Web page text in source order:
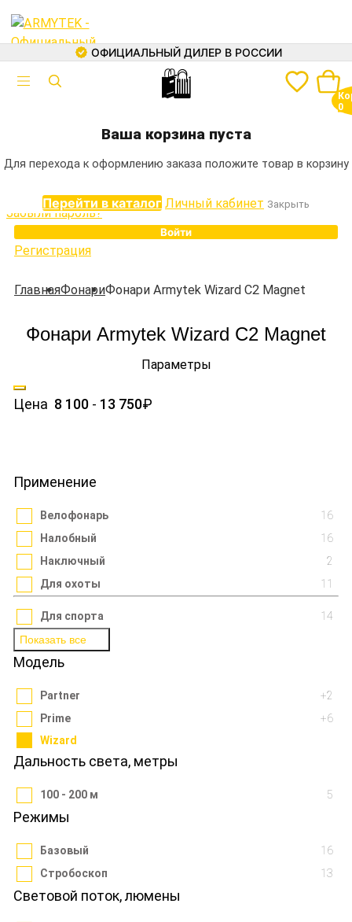
0
Аккумуляторы
ОФИЦИАЛЬНЫЙ ДИЛЕР В РОССИИ
🛍
Ваша корзина пуста
Для перехода к оформлению заказа положите товар в корзину
Перейти в каталог Личный кабинет Закрыть
Авторизация
Забыли пароль?
Войти
Регистрация
ГлавнаяФонариФонари Armytek Wizard C2 Magnet
Фонари Armytek Wizard C2 Magnet
Параметры
Цена 8 100 - 13 750₽
Применение
Велофонарь
16
Налобный
16
Наключный
2
Для охоты
11
Для спорта
14
Показать все
Модель
Partner
+2
Prime
+6
Wizard
Дальность света, метры
100 - 200 м 5
Режимы
Базовый
16
Стробоскоп
13
Световой поток, люмены